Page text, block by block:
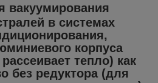
вакуумирования
в системах
корпуса
тепло) как
без редуктора (для